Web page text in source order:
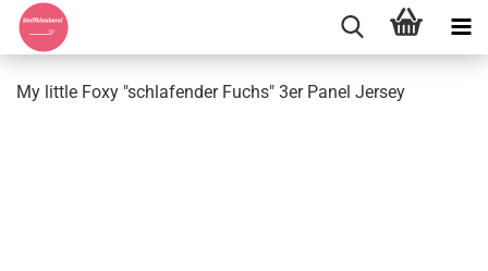
My little Foxy "schlafender Fuchs" 3er Panel Jersey